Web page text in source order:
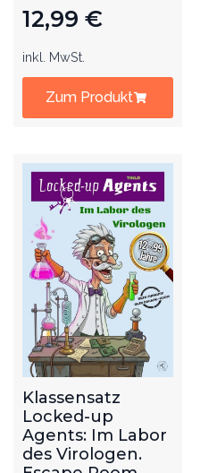
12,99 €
inkl. MwSt.
Zum Produkt
Klassensatz
Locked-up
Agents: Im Labor
des Virologen.